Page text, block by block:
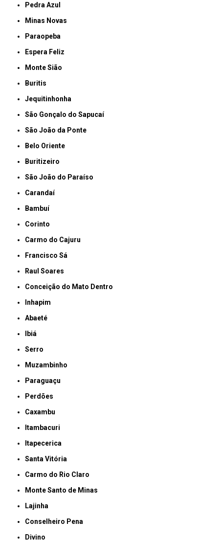
Pedra Azul
Minas Novas
Paraopeba
Espera Feliz
Monte Sião
Buritis
Jequitinhonha
São Gonçalo do Sapucaí
São João da Ponte
Belo Oriente
Buritizeiro
São João do Paraíso
Carandaí
Bambuí
Corinto
Carmo do Cajuru
Francisco Sá
Raul Soares
Conceição do Mato Dentro
Inhapim
Abaeté
Ibiá
Serro
Muzambinho
Paraguaçu
Perdões
Caxambu
Itambacuri
Itapecerica
Santa Vitória
Carmo do Rio Claro
Monte Santo de Minas
Lajinha
Conselheiro Pena
Divino